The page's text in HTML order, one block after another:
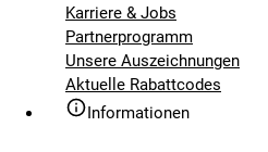
Karriere & Jobs
Partnerprogramm
Unsere Auszeichnungen
Aktuelle Rabattcodes
Informationen